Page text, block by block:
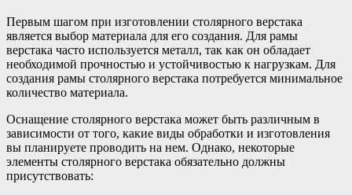
Первым шагом при изготовлении столярного верстака
является выбор материала для его создания. Для рамы
верстака часто используется металл, так как он обладает
необходимой прочностью и устойчивостью к нагрузкам. Для
создания рамы столярного верстака потребуется минимальное
количество материала.
Оснащение столярного верстака может быть различным в
зависимости от того, какие виды обработки и изготовления
вы планируете проводить на нем. Однако, некоторые
элементы столярного верстака обязательно должны
присутствовать: